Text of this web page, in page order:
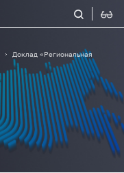
Доклад «Региональная